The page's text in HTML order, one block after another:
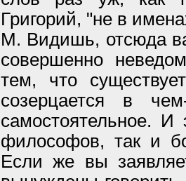
Григорий, "не в
М. Видишь, отсюда
совершенно
тем, что
созерцается в
самостоятельное.
философов, так и
Если же вы